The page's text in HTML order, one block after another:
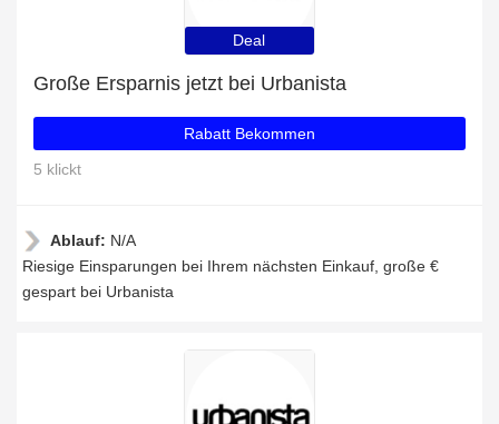
Deal
Große Ersparnis jetzt bei Urbanista
Rabatt Bekommen
5 klickt
Ablauf: N/A
Riesige Einsparungen bei Ihrem nächsten Einkauf, große €
gespart bei Urbanista